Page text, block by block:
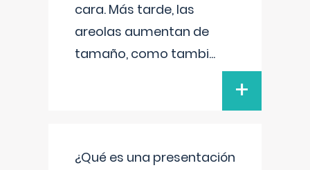
cara. Más tarde, las
areolas aumentan de
tamaño, como tambi...
+
¿Qué es una presentación